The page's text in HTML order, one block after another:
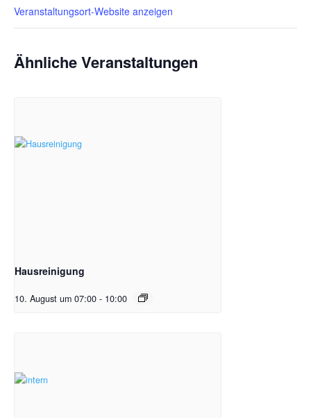
Veranstaltungsort-Website anzeigen
Ähnliche Veranstaltungen
Hausreinigung
10. August um 07:00 - 10:00